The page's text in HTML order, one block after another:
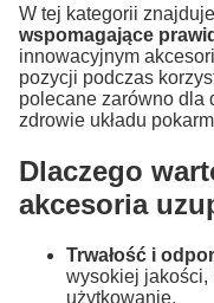
W tej kategorii
wspomagające
innowacyjnym
pozycji podczas
polecane zarówno dla
zdrowie układu
Dlaczego
akcesoria
Trwałość i
wysokiej jakości,
użytkowanie.